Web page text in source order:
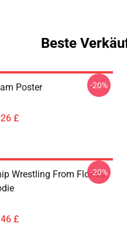
Beste
Poster
£
-20%
Wrestling From Florida
£
-20%